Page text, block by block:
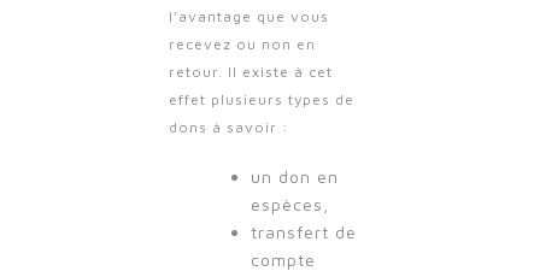
l’avantage que vous
recevez ou non en
retour. Il existe à cet
effet plusieurs types de
dons à savoir :
un don en
espèces,
transfert de
compte